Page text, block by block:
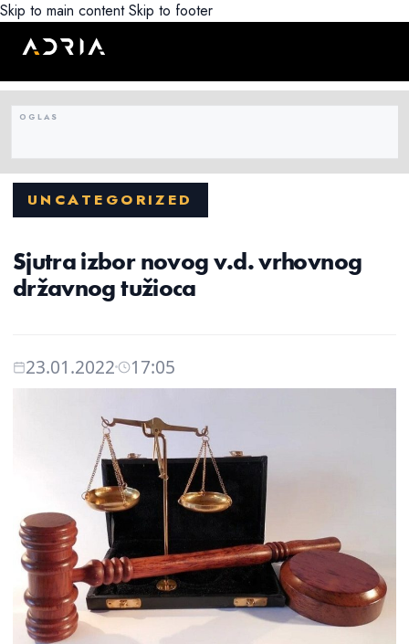
Skip to main content Skip to footer
UNCATEGORIZED
Sjutra izbor novog v.d. vrhovnog
državnog tužioca
23.01.2022 17:05